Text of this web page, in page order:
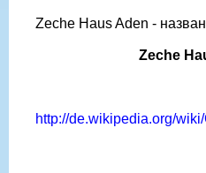
Zeche Haus Aden -
Zeche
http://de.wikipedia.org/